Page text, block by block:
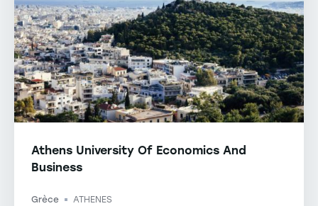
Athens University Of Economics And
Business
Grèce ATHENES